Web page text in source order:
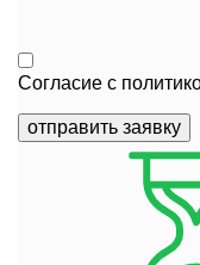
Согласие с
отправить заявку